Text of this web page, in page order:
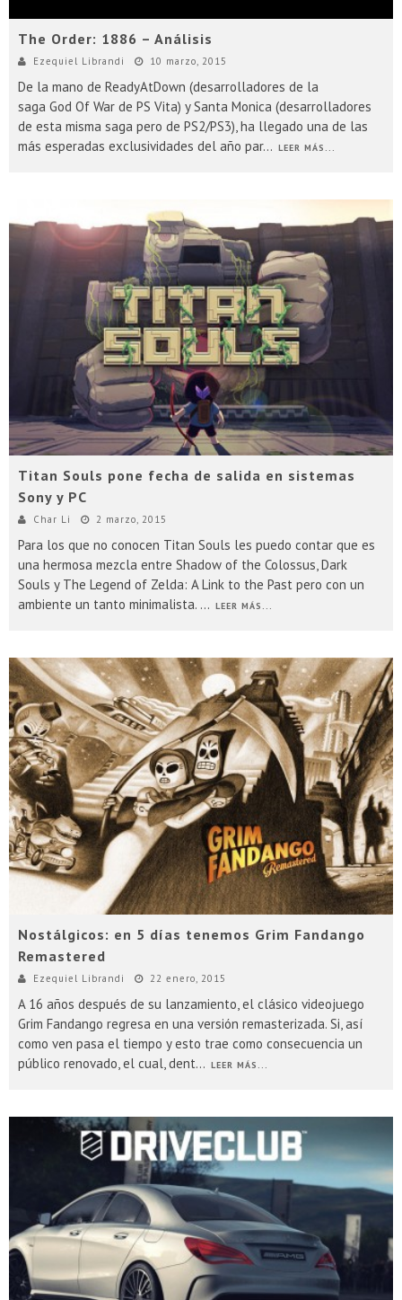
The Order: 1886 – Análisis
Ezequiel Librandi 10 marzo, 2015
De la mano de ReadyAtDown (desarrolladores de la
saga God Of War de PS Vita) y Santa Monica (desarrolladores
de esta misma saga pero de PS2/PS3), ha llegado una de las
más esperadas exclusividades del año par... LEER MÁS...
Titan Souls pone fecha de salida en sistemas
Sony y PC
Char Li 2 marzo, 2015
Para los que no conocen Titan Souls les puedo contar que es
una hermosa mezcla entre Shadow of the Colossus, Dark
Souls y The Legend of Zelda: A Link to the Past pero con un
ambiente un tanto minimalista. ... LEER MÁS...
Nostálgicos: en 5 días tenemos Grim Fandango
Remastered
Ezequiel Librandi 22 enero, 2015
A 16 años después de su lanzamiento, el clásico videojuego
Grim Fandango regresa en una versión remasterizada. Si, así
como ven pasa el tiempo y esto trae como consecuencia un
público renovado, el cual, dent... LEER MÁS...